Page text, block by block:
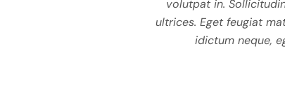
volutpat in. Sollicitudin sagittis quis justo, in
ultrices. Eget feugiat mattis gravida ultrices.
idictum neque, eget duis netus
in tortor,
Adipiscing
habitant.
volutpat in.
ultrices. Eget feugiat
idictum neque,